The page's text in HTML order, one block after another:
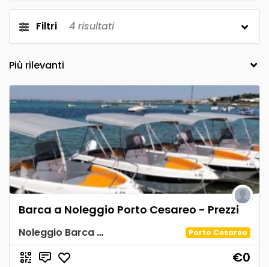
Filtri 4 risultati
Barca a Noleggio Porto Cesareo - Prezzi
Noleggio Barca Spiaggia Tabù Porto Cesareo
€0